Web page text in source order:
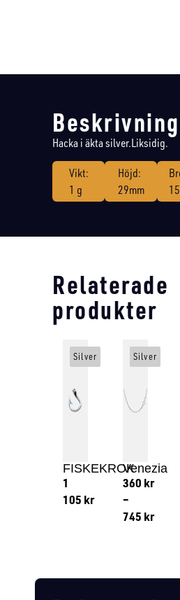
Beskrivning
Hacka i äkta silver.Liksidig.
Vikt:
1 g
Höjd:
29mm
Relaterade
produkter
FISKEKROK
1
105 kr
Silver
Venezia
360 kr
–
745 kr
Silver